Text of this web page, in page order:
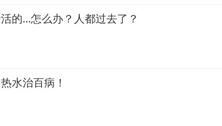
的…怎么办？人都过去了？
水治百病！